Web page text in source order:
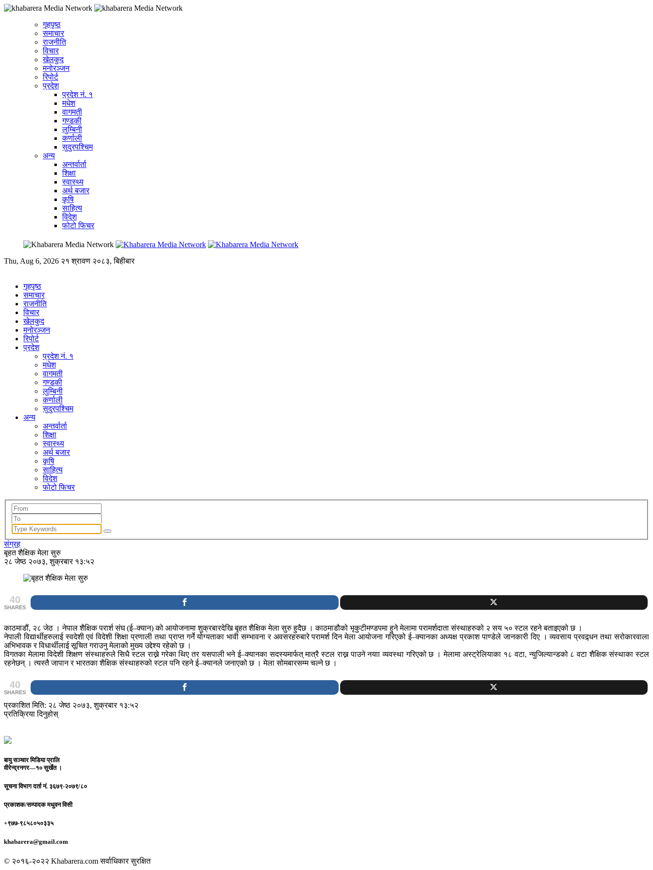
गृहपृष्ठ
समाचार
राजनीति
विचार
खेलकुद
मनोरञ्जन
रिपोर्ट
प्रदेश
प्रदेश नं. १
मधेश
वागमती
गण्डकी
लुम्बिनी
कर्णाली
सुदुरपश्चिम
अन्य
अन्तर्वार्ता
शिक्षा
स्वास्थ्य
अर्थ बजार
कृषि
साहित्य
विदेश
फोटो फिचर
Thu, Aug 6, 2026 २१ श्रावण २०८३, बिहीबार
गृहपृष्ठ
समाचार
राजनीति
विचार
खेलकुद
मनोरञ्जन
रिपोर्ट
प्रदेश
प्रदेश नं. १
मधेश
वागमती
गण्डकी
लुम्बिनी
कर्णाली
सुदुरपश्चिम
अन्य
अन्तर्वार्ता
शिक्षा
स्वास्थ्य
अर्थ बजार
कृषि
साहित्य
विदेश
फोटो फिचर
संग्रह
बृहत शैक्षिक मेला सुरु
२८ जेष्ठ २०७३, शुक्रबार १३:५२
40
SHARES
काठमाडौं, २८ जेठ । नेपाल शैक्षिक परार्श संघ (ई–क्यान) को आयोजनामा शुक्रबारदेखि बृहत शैक्षिक मेला सुरु हुदैछ । काठमाडौको भृकुटीमण्डपमा हुने मेलामा परामर्शदाता संस्थाहरुको २ सय ५० स्टल रहने बताइएको छ ।
नेपाली विद्यार्थीहरुलाई स्वदेशी एवं विदेशी शिक्षा प्रणाली तथा प्राप्त गर्ने योग्यताका भावी सम्भावना र अवसरहरुबारे परामर्श दिन मेला आयोजना गरिएको ई–क्यानका अध्यक्ष प्रकाश पाण्डेले जानकारी दिए । व्यवसाय प्रवद्र्धन तथा सरोकारवाला
अभिभावक र विधार्थीलाई सूचित गराउनु मेलाको मुख्य उद्देश्य रहेको छ ।
विगतका मेलामा विदेशी शिक्षण संस्थाहरुले सिधै स्टल राख्ने गरेका थिए तर यसपाली भने ई–क्यानका सदस्यमार्फत् मात्रै स्टल राख्न पाउने नयाा व्यवस्था गरिएको छ । मेलामा अस्ट्रेलियाका १८ वटा, न्युजिल्यान्डको ८ वटा शैक्षिक संस्थाका स्टल
रहनेछन् । त्यस्तै जापान र भारतका शैक्षिक संस्थाहरुको स्टल पनि रहने ई–क्यानले जनाएको छ । मेला सोमबारसम्म चल्ने छ ।
40
SHARES
प्रकाशित मिति: २८ जेष्ठ २०७३, शुक्रबार १३:५२
प्रतिक्रिया दिनुहोस्
बायु सञ्चार मिडिया प्रालि
वीरेन्द्रनगर—१० सुर्खेत ।
सूचना विभाग दर्ता नं. ३६७९-२०७९/८०
प्रकाशक/सम्पादकमधुवन विसी
+९७७-९८५८०५०३३५
khabarera@gmail.com
© २०१६-२०२२ Khabarera.com सर्वाधिकार सुरक्षित